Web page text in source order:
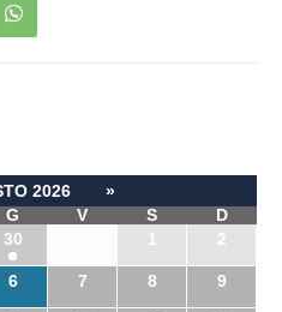
2026
»
G V S
D
30 1 2
6 7 8 9